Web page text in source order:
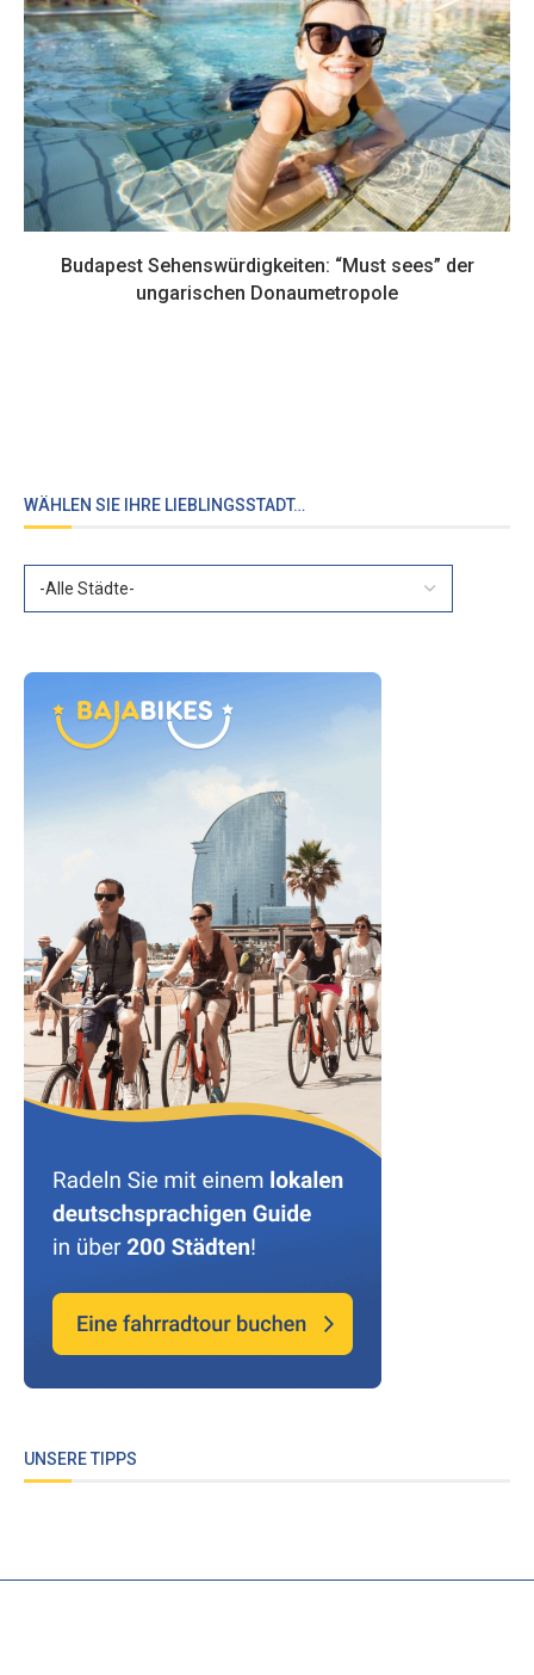
Budapest Sehenswürdigkeiten: “Must sees” der
ungarischen Donaumetropole
WÄHLEN SIE IHRE LIEBLINGSSTADT…
UNSERE TIPPS